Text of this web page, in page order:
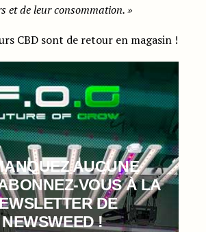
et de leur consommation. »
CBD sont de retour en magasin !
AUCUNE
VOUS À LA
DE
NEWSWEED !